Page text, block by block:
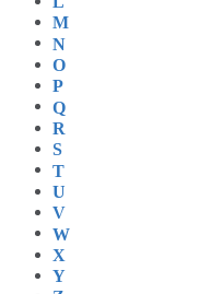
M
N
O
P
Q
R
S
T
U
V
W
X
Y